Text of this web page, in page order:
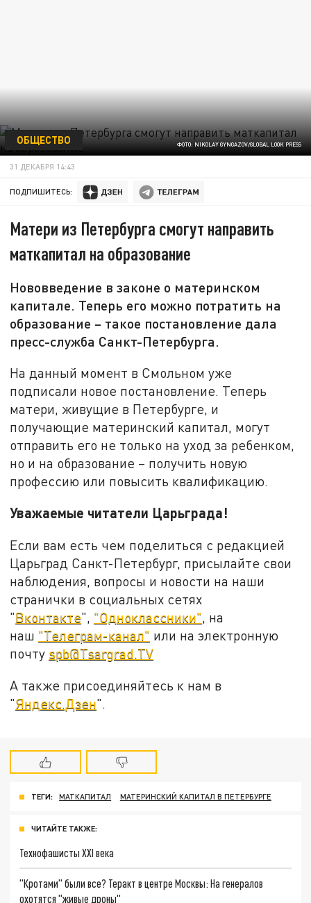
ФОТО: NIKOLAY GYNGAZOV/GLOBAL LOOK PRESS
ОБЩЕСТВО
31 ДЕКАБРЯ 14:43
ПОДПИШИТЕСЬ:
Матери из Петербурга смогут направить
маткапитал на образование
Нововведение в законе о материнском
капитале. Теперь его можно потратить на
образование – такое постановление дала
пресс-служба Санкт-Петербурга.
На данный момент в Смольном уже
подписали новое постановление. Теперь
матери, живущие в Петербурге, и
получающие материнский капитал, могут
отправить его не только на уход за ребенком,
но и на образование – получить новую
профессию или повысить квалификацию.
Уважаемые читатели Царьграда!
Если вам есть чем поделиться с редакцией
Царьград Санкт-Петербург, присылайте свои
наблюдения, вопросы и новости на наши
странички в социальных сетях
"Вконтакте", "Одноклассники", на
наш "Телеграм-канал" или на электронную
почту spb@Tsargrad.TV
А также присоединяйтесь к нам в
"Яндекс.Дзен".
ТЕГИ: МАТКАПИТАЛ МАТЕРИНСКИЙ КАПИТАЛ В ПЕТЕРБУРГЕ
ЧИТАЙТЕ ТАКЖЕ:
Технофашисты XXI века
"Кротами" были все? Теракт в центре Москвы: На генералов
охотятся "живые дроны"